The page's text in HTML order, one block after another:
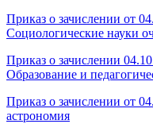
Приказ о зачислении от
Социологические науки
Приказ о зачислении
Образование и
Приказ о зачислении от
астрономия